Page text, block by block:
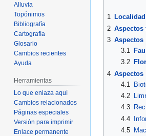
1 Localidad
2 Aspectos
3 Aspectos
3.1
3.2
4
4.1
4.2
4.3
4.4
4.5
Alluvia
Topónimos
Bibliografía
Cartografía
Glosario
Cambios recientes
Ayuda
Herramientas
Lo que enlaza aquí
Cambios relacionados
Páginas especiales
Versión para imprimir
Enlace permanente